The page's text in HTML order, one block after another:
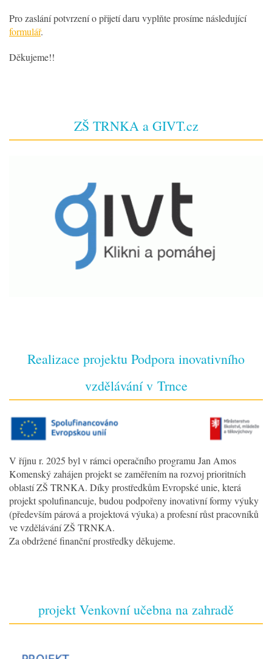
Pro zaslání potvrzení o přijetí daru vyplňte prosíme následující
formulář.
Děkujeme!!
ZŠ TRNKA a GIVT.cz
Realizace projektu Podpora inovativního
vzdělávání v Trnce
V říjnu r. 2025 byl v rámci operačního programu Jan Amos
Komenský zahájen projekt se zaměřením na rozvoj prioritních
oblastí ZŠ TRNKA. Díky prostředkům Evropské unie, která
projekt spolufinancuje, budou podpořeny inovativní formy výuky
(především párová a projektová výuka) a profesní růst pracovníků
ve vzdělávání ZŠ TRNKA.
Za obdržené finanční prostředky děkujeme.
projekt Venkovní učebna na zahradě